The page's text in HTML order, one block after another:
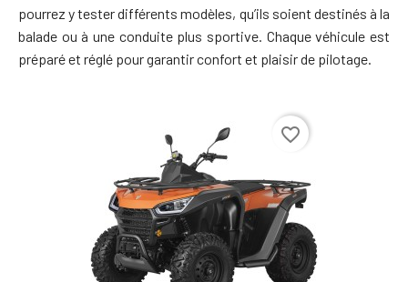
pourrez y tester différents modèles, qu’ils soient destinés à la
balade ou à une conduite plus sportive. Chaque véhicule est
préparé et réglé pour garantir confort et plaisir de pilotage.
favorite_border